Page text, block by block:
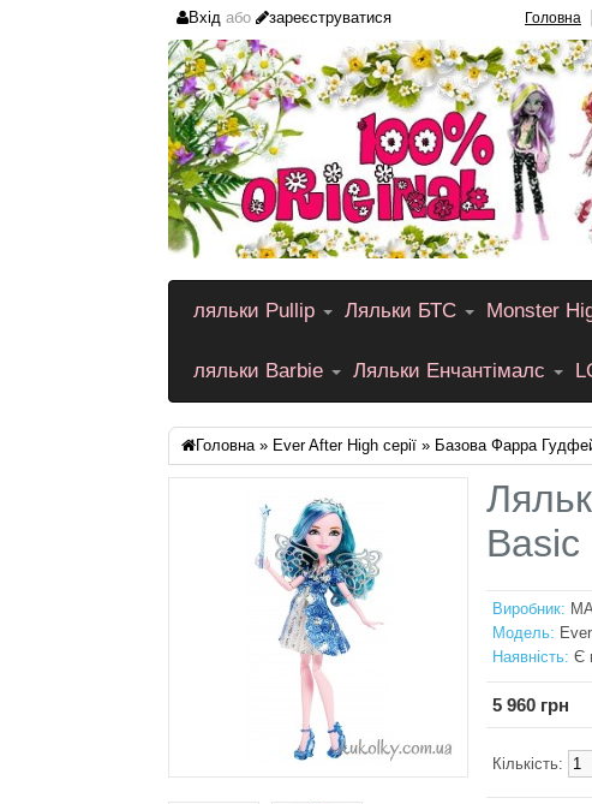
Вхід або зареєструватися Головна
ляльки Pullip Ляльки БТС Monster
ляльки Barbie Ляльки Енчантімалс
Головна» Ever After High серії » Базова Фарра
Basic
Виробник:
Модель:
Наявність: Є
5 960 грн
Кількість: